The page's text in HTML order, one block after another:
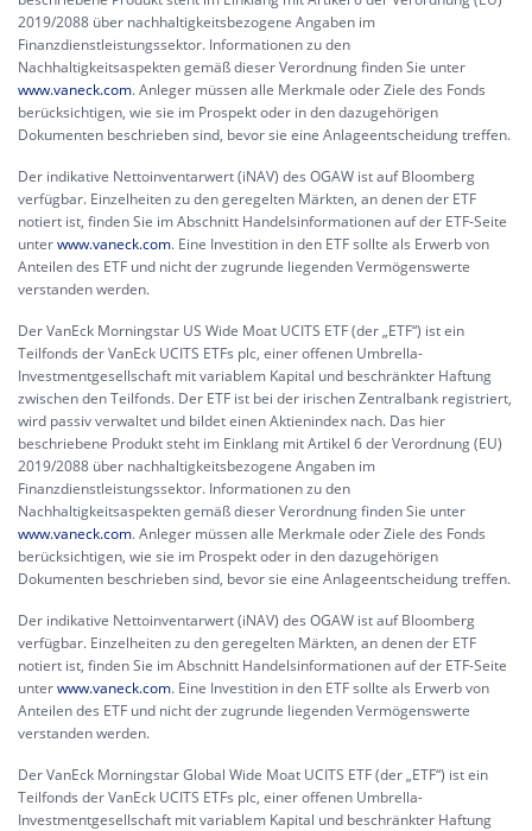
2019/2088 über nachhaltigkeitsbezogene Angaben im
Finanzdienstleistungssektor. Informationen zu den
Nachhaltigkeitsaspekten gemäß dieser Verordnung finden Sie unter
www.vaneck.com. Anleger müssen alle Merkmale oder Ziele des Fonds
berücksichtigen, wie sie im Prospekt oder in den dazugehörigen
Dokumenten beschrieben sind, bevor sie eine Anlageentscheidung treffen.
Der indikative Nettoinventarwert (iNAV) des OGAW ist auf Bloomberg
verfügbar. Einzelheiten zu den geregelten Märkten, an denen der ETF
notiert ist, finden Sie im Abschnitt Handelsinformationen auf der ETF-Seite
unterwww.vaneck.com. Eine Investition in den ETF sollte als Erwerb von
Anteilen des ETF und nicht der zugrunde liegenden Vermögenswerte
verstanden werden.
Der VanEck Morningstar US Wide Moat UCITS ETF (der „ETF“) ist ein
Teilfonds der VanEck UCITS ETFs plc, einer offenen Umbrella-
Investmentgesellschaft mit variablem Kapital und beschränkter Haftung
zwischen den Teilfonds. Der ETF ist bei der irischen Zentralbank registriert,
wird passiv verwaltet und bildet einen Aktienindex nach. Das hier
beschriebene Produkt steht im Einklang mit Artikel 6 der Verordnung (EU)
2019/2088 über nachhaltigkeitsbezogene Angaben im
Finanzdienstleistungssektor. Informationen zu den
Nachhaltigkeitsaspekten gemäß dieser Verordnung finden Sie unter
www.vaneck.com. Anleger müssen alle Merkmale oder Ziele des Fonds
berücksichtigen, wie sie im Prospekt oder in den dazugehörigen
Dokumenten beschrieben sind, bevor sie eine Anlageentscheidung treffen.
Der indikative Nettoinventarwert (iNAV) des OGAW ist auf Bloomberg
verfügbar. Einzelheiten zu den geregelten Märkten, an denen der ETF
notiert ist, finden Sie im Abschnitt Handelsinformationen auf der ETF-Seite
unterwww.vaneck.com. Eine Investition in den ETF sollte als Erwerb von
Anteilen des ETF und nicht der zugrunde liegenden Vermögenswerte
verstanden werden.
Der VanEck Morningstar Global Wide Moat UCITS ETF (der „ETF“) ist ein
Teilfonds der VanEck UCITS ETFs plc, einer offenen Umbrella-
Investmentgesellschaft mit variablem Kapital und beschränkter Haftung